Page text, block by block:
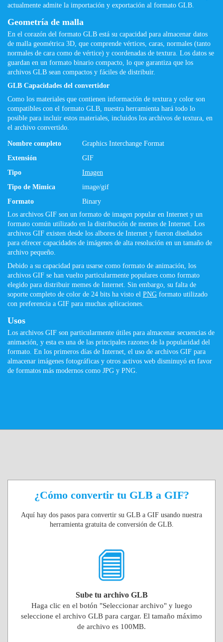
actualmente admite la importación y exportación al formato GLB.
Geometría de malla
En el corazón del formato GLB está su capacidad para almacenar datos
de malla geométrica 3D, que comprende vértices, caras, normales (tanto
normales de cara como de vértice) y coordenadas de textura. Los datos se
guardan en un formato binario compacto, lo que garantiza que los
archivos GLB sean compactos y fáciles de distribuir.
GLB Capacidades del convertidor
Como los materiales que contienen información de textura y color son
compatibles con el formato GLB, nuestra herramienta hará todo lo
posible para incluir estos materiales, incluidos los archivos de textura, en
el archivo convertido.
Nombre completo
Graphics Interchange Format
Extensión
GIF
Tipo
Imagen
Tipo de Mimica
image/gif
Formato
Binary
Los archivos GIF son ​​un formato de imagen popular en Internet y un
formato común utilizado en la distribución de memes de Internet. Los
archivos GIF existen desde los albores de Internet y fueron diseñados
para ofrecer capacidades de imágenes de alta resolución en un tamaño de
archivo pequeño.
Debido a su capacidad para usarse como formato de animación, los
archivos GIF se han vuelto particularmente populares como formato
elegido para distribuir memes de Internet. Sin embargo, su falta de
soporte completo de color de 24 bits ha visto el PNG formato utilizado
con preferencia a GIF para muchas aplicaciones.
Usos
Los archivos GIF son ​​particularmente útiles para almacenar secuencias de
animación, y esta es una de las principales razones de la popularidad del
formato. En los primeros días de Internet, el uso de archivos GIF para
almacenar imágenes fotográficas y otros activos web disminuyó en favor
de formatos más modernos como JPG y PNG.
¿Cómo convertir tu GLB a GIF?
Aquí hay dos pasos para convertir su GLB a GIF usando nuestra
herramienta gratuita de conversión de GLB.
Sube tu archivo GLB
Haga clic en el botón "Seleccionar archivo" y luego
seleccione el archivo GLB para cargar. El tamaño máximo
de archivo es 100MB.